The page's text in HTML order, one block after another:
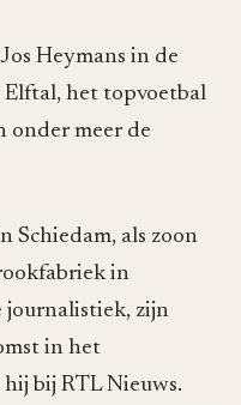
Heymans in de
het topvoetbal
onder meer de
Schiedam, als zoon
in
journalistiek, zijn
in het
bij RTL Nieuws.